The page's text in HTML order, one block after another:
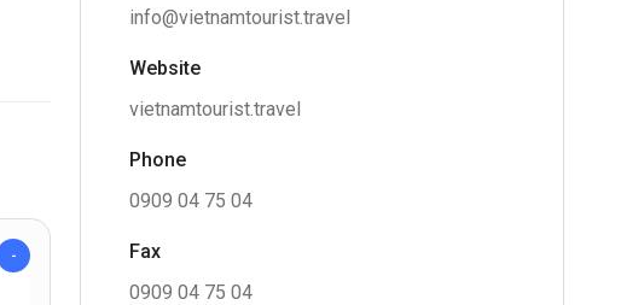
info@vietnamtourist.travel
Website
vietnamtourist.travel
Phone
0909 04 75 04
Fax
0909 04 75 04